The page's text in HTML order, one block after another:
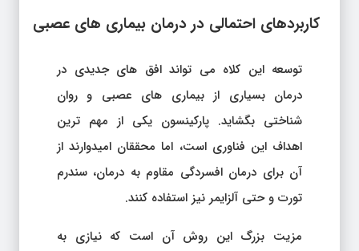
کاربردهای احتمالی در درمان بیماری های عصبی
توسعه این کلاه می تواند افق های جدیدی در
درمان بسیاری از بیماری های عصبی و روان
شناختی بگشاید. پارکینسون یکی از مهم ترین
اهداف این فناوری است، اما محققان امیدوارند از
آن برای درمان افسردگی مقاوم به درمان، سندرم
تورت و حتی آلزایمر نیز استفاده کنند.
مزیت بزرگ این روش آن است که نیازی به